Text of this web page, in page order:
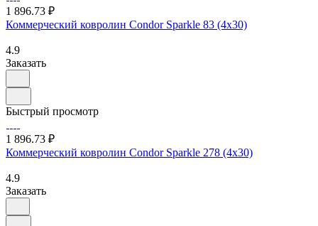
1 896.73 ₽
Коммерческий ковролин Condor Sparkle 83 (4х30)
4.9
Заказать
Быстрый просмотр
1 896.73 ₽
Коммерческий ковролин Condor Sparkle 278 (4х30)
4.9
Заказать